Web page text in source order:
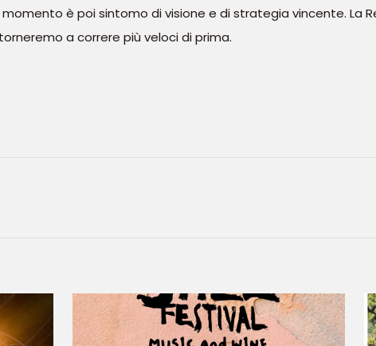
momento è poi sintomo di visione e di strategia vincente.
a correre più veloci di prima.